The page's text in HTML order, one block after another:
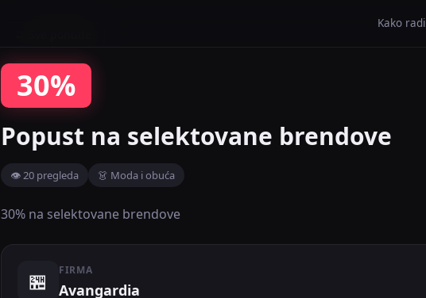
Kako radi
30%
Popust na selektovane brendove
👁 20 pregleda 👗 Moda i obuća
30% na selektovane brendove
🏪 FIRMA
Avangardia